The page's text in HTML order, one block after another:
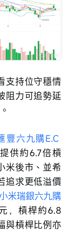
支持位守穩情
阻力可追勢延
豐六九購E.C
供約6.7倍槓
米後市、並希
追求更低溢價
米瑞銀六九購
，槓桿約6.8
與槓桿比例亦